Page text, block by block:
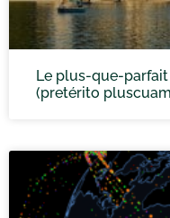
Le plus-que-
(pretérito